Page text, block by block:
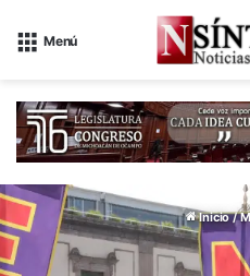
Menú
Inicio /